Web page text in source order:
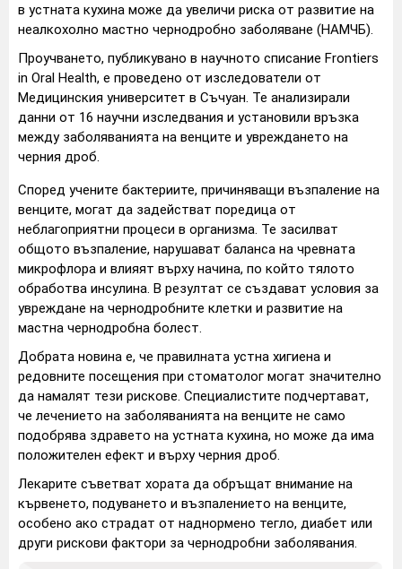
в устната кухина може да увеличи риска от развитие на
неалкохолно мастно чернодробно заболяване (НАМЧБ).
Проучването, публикувано в научното списание Frontiers
in Oral Health, е проведено от изследователи от
Медицинския университет в Съчуан. Те анализирали
данни от 16 научни изследвания и установили връзка
между заболяванията на венците и увреждането на
черния дроб.
Според учените бактериите, причиняващи възпаление на
венците, могат да задействат поредица от
неблагоприятни процеси в организма. Те засилват
общото възпаление, нарушават баланса на чревната
микрофлора и влияят върху начина, по който тялото
обработва инсулина. В резултат се създават условия за
увреждане на чернодробните клетки и развитие на
мастна чернодробна болест.
Добрата новина е, че правилната устна хигиена и
редовните посещения при стоматолог могат значително
да намалят тези рискове. Специалистите подчертават,
че лечението на заболяванията на венците не само
подобрява здравето на устната кухина, но може да има
положителен ефект и върху черния дроб.
Лекарите съветват хората да обръщат внимание на
кървенето, подуването и възпалението на венците,
особено ако страдат от наднормено тегло, диабет или
други рискови фактори за чернодробни заболявания.